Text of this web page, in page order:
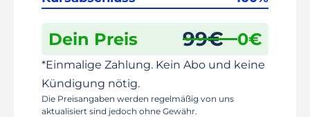
Dein Preis 99€ 0€
*Einmalige Zahlung. Kein Abo und keine
Kündigung nötig.
Die Preisangaben werden regelmäßig von uns
aktualisiert sind jedoch ohne Gewähr.